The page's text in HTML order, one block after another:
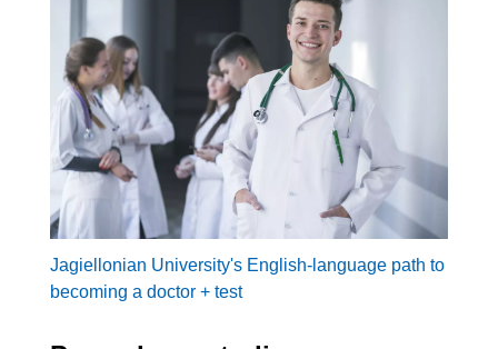
Jagiellonian University's English-language path to
becoming a doctor + test